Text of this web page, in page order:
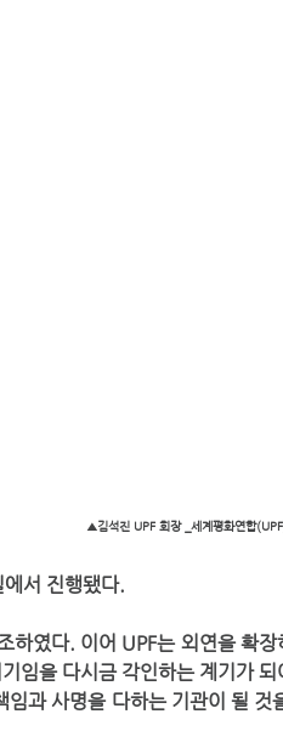
▲김석진 UPF 회장 _세계평화연합
서 진행됐다.
임을 다시금 각인하는 계기가 되
과 사명을 다하는 기관이 될 것